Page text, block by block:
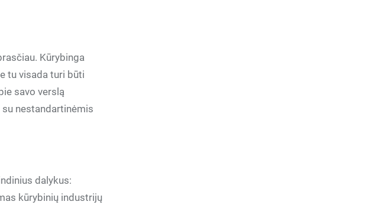
Kūrybinga
tu visada turi būti
savo verslą
nestandartinėmis
dalykus:
kūrybinių industrijų